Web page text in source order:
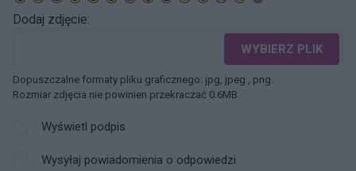
Dodaj zdjęcie:
WYBIERZ PLIK
Dopuszczalne formaty pliku graficznego: jpg, jpeg , png.
Rozmiar zdjęcia nie powinien przekraczać 0.6MB.
Wyświetl podpis
Wysyłaj powiadomienia o odpowiedzi